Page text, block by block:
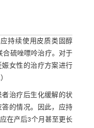
持续使用皮质类固醇
合硫唑嘌呤治疗。对于
女性的治疗方案进行
治疗后生化缓解的状
的情况。因此，应持
在产后3个月甚至更长